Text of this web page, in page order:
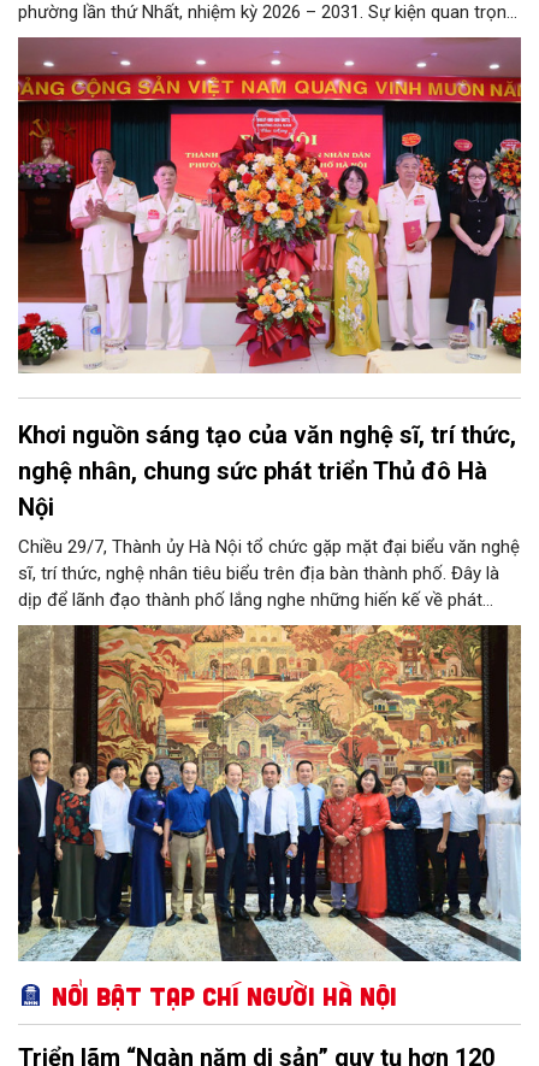
phường lần thứ Nhất, nhiệm kỳ 2026 – 2031. Sự kiện quan trọng
này đánh dấu mốc kiện toàn tổ chức, mở ra chặng đường mới
nhằm tập hợp, đoàn kết và phát huy tối đa kinh nghiệm, trí tuệ
của lực lượng cựu CAND trong công tác giữ gìn an ninh trật tự,
phục vụ Nhân dân và phát triển địa phương.
Khơi nguồn sáng tạo của văn nghệ sĩ, trí thức,
nghệ nhân, chung sức phát triển Thủ đô Hà
Nội
Chiều 29/7, Thành ủy Hà Nội tổ chức gặp mặt đại biểu văn nghệ
sĩ, trí thức, nghệ nhân tiêu biểu trên địa bàn thành phố. Đây là
dịp để lãnh đạo thành phố lắng nghe những hiến kế về phát
triển khoa học công nghệ, đổi mới sáng tạo, công nghiệp văn
hóa và phát huy nguồn lực con người, góp phần tạo động lực
mới cho sự phát triển nhanh, bền vững của Thủ đô.
Nổi bật Tạp chí Người Hà Nội
Triển lãm “Ngàn năm di sản” quy tụ hơn 120